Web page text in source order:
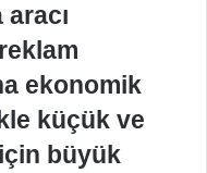
ekonomik
küçük ve
büyük